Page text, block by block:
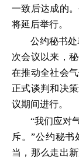
一致后达成的
将延后举行。
公约秘书
次会议以来，
在推动全社会
正式谈判和决
议期间进行。
“我们应对
斥。”公约秘
当，那么走出